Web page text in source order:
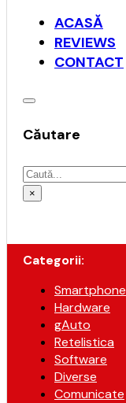
ACASĂ
REVIEWS
CONTACT
Căutare
Caută
×
Categorii:
Smartphone
Hardware
gAuto
Retelistica
Software
Diverse
Comunicate